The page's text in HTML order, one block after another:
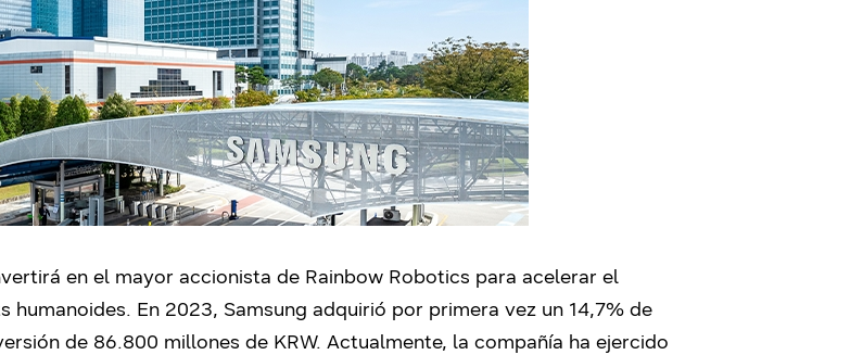
en el mayor accionista de Rainbow Robotics para acelerar el
En 2023, Samsung adquirió por primera vez un 14,7% de
de 86.800 millones de KRW. Actualmente, la compañía ha ejercido